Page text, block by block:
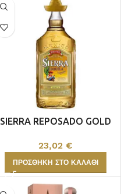
SIERRA REPOSADO GOLD
23,02€
ΠΡΟΣΘΉΚΗ ΣΤΟ ΚΑΛΆΘΙ